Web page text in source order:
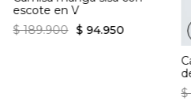
escote en V
$ 189.900 $ 94.950
$